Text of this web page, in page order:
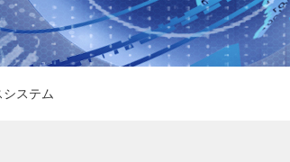
ステム